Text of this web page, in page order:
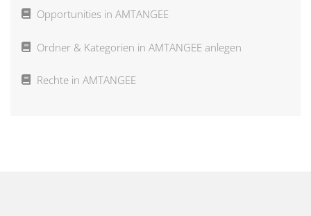
Opportunities in AMTANGEE
Ordner & Kategorien in AMTANGEE anlegen
Rechte in AMTANGEE